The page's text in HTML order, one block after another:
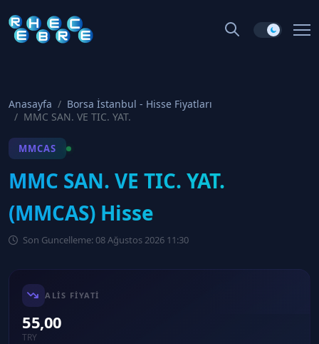
Anasayfa
Borsa İstanbul - Hisse Fiyatları
MMC SAN. VE TIC. YAT.
MMCAS
MMC SAN. VE TIC. YAT.
(MMCAS) Hisse
Son Guncelleme: 08 Ağustos 2026 11:30
ALIS FIYATI
55,00
TRY